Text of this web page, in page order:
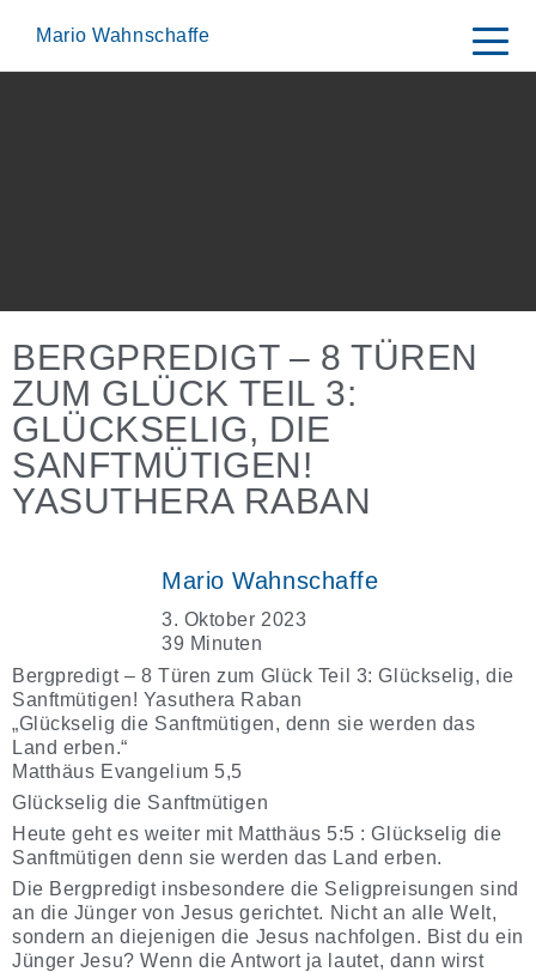
Mario Wahnschaffe
BERGPREDIGT – 8 TÜREN
ZUM GLÜCK TEIL 3:
GLÜCKSELIG, DIE
SANFTMÜTIGEN!
YASUTHERA RABAN
Mario Wahnschaffe
3. Oktober 2023
39 Minuten
Bergpredigt – 8 Türen zum Glück Teil 3: Glückselig, die
Sanftmütigen! Yasuthera Raban
„Glückselig die Sanftmütigen, denn sie werden das
Land erben.“
Matthäus Evangelium 5,5
Glückselig die Sanftmütigen
Heute geht es weiter mit Matthäus 5:5 : Glückselig die
Sanftmütigen denn sie werden das Land erben.
Die Bergpredigt insbesondere die Seligpreisungen sind
an die Jünger von Jesus gerichtet. Nicht an alle Welt,
sondern an diejenigen die Jesus nachfolgen. Bist du ein
Jünger Jesu? Wenn die Antwort ja lautet, dann wirst